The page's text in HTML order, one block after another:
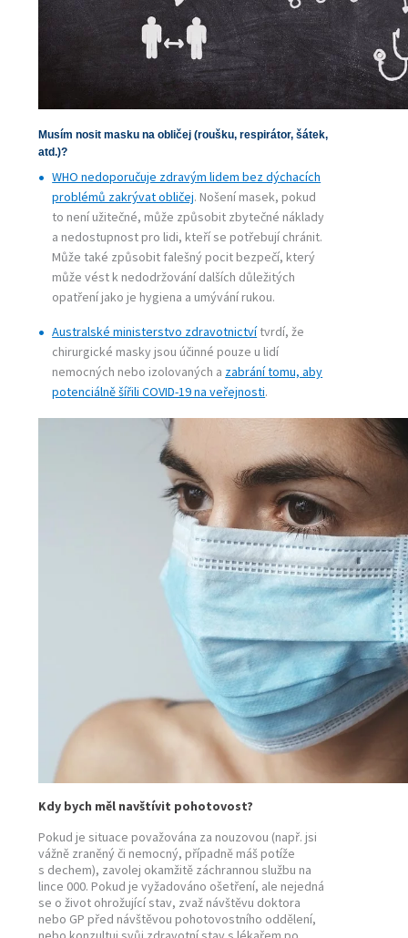
Musím nosit masku na obličej (roušku, respirátor, šátek,
atd.)?
WHO nedoporučuje zdravým lidem bez dýchacích
problémů zakrývat obličej. Nošení masek, pokud
to není užitečné, může způsobit zbytečné náklady
a nedostupnost pro lidi, kteří se potřebují chránit.
Může také způsobit falešný pocit bezpečí, který
může vést k nedodržování dalších důležitých
opatření jako je hygiena a umývání rukou.
Australské ministerstvo zdravotnictvítvrdí, že
chirurgické masky jsou účinné pouze u lidí
nemocných nebo izolovaných a zabrání tomu, aby
potenciálně šířili COVID-19 na veřejnosti.
Kdy bych měl navštívit pohotovost?
Pokud je situace považována za nouzovou (např. jsi
vážně zraněný či nemocný, případně máš potíže
s dechem), zavolej okamžitě záchrannou službu na
lince 000. Pokud je vyžadováno ošetření, ale nejedná
se o život ohrožující stav, zvaž návštěvu doktora
nebo GP před návštěvou pohotovostního oddělení,